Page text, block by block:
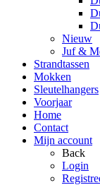
Nieuw
Juf &
Strandtassen
Mokken
Sleutelhangers
Voorjaar
Home
Contact
Mijn account
Back
Login